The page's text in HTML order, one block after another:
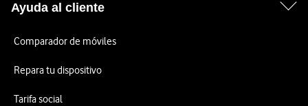
Ayuda al cliente
Comparador de móviles
Repara tu dispositivo
Tarifa social